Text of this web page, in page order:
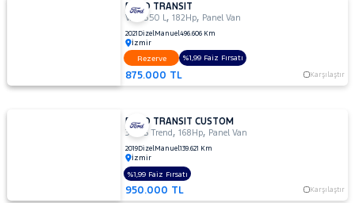
FORD TRANSIT
VAN 350 L,182Hp, Panel Van
2021 DizelManuel496.606 Km
İzmir
875.000 TL Karşılaştır
Rezerve %1,99 Faiz Fırsatı
FORD TRANSIT CUSTOM
340 S Trend ,168Hp, Panel Van
2019DizelManuel139.621 Km
İzmir
950.000 TL Karşılaştır
%1,99 Faiz Fırsatı